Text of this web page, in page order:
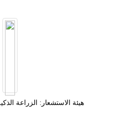
هيئة الاستشعار: الزراعة